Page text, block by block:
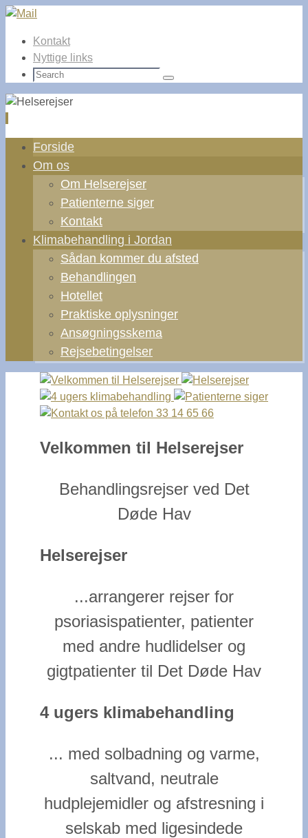
Kontakt
Nyttige links
Search
Search
Skip
content
Forside
Om os
Om Helserejser
Patienterne siger
Kontakt
Klimabehandling i Jordan
Sådan kommer du afsted
Behandlingen
Hotellet
Praktiske oplysninger
Ansøgningsskema
Rejsebetingelser
Velkommen til Helserejser
Behandlingsrejser ved Det
Døde Hav
Helserejser
...arrangerer rejser for
psoriasispatienter, patienter
med andre hudlidelser og
gigtpatienter til Det Døde Hav
4 ugers klimabehandling
... med solbadning og varme,
saltvand, neutrale
hudplejemidler og afstresning i
selskab med ligesindede